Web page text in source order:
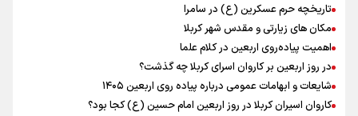
تاریخچه حرم عسکرین (ع) در سامرا
مکان های زیارتی و مقدس شهر کربلا
اهمیت پیاده‌روی اربعین در کلام علما
در روز اربعین بر کاروان اسرای کربلا چه گذشت؟
شایعات و ابهامات عمومی درباره پیاده روی اربعین ۱۴۰۵
کاروان اسیران کربلا در روز اربعین امام حسین (ع) کجا بود؟